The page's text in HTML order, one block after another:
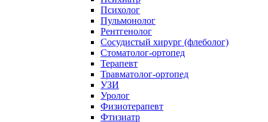
Психолог
Пульмонолог
Рентгенолог
Сосудистый хирург (флеболог)
Стоматолог-ортопед
Терапевт
Травматолог-ортопед
УЗИ
Уролог
Физиотерапевт
Фтизиатр